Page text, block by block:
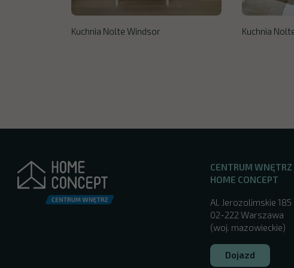
Kuchnia Nolte Windsor Kuchnia
CENTRUM WNĘTRZ
HOME CONCEPT
Al. Jerozolimskie 185
02-222 Warszawa
(woj. mazowieckie)
Dojazd